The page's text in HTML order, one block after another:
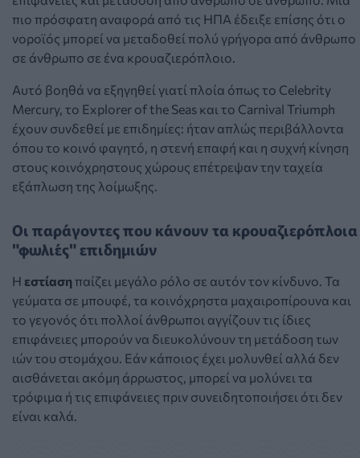
πιο πρόσφατη αναφορά από τις ΗΠΑ έδειξε επίσης ότι ο
νοροϊός μπορεί να μεταδοθεί πολύ γρήγορα από άνθρωπο
σε άνθρωπο σε ένα κρουαζιερόπλοιο.
Αυτό βοηθά να εξηγηθεί γιατί πλοία όπως το Celebrity
Mercury, το Explorer of the Seas και το Carnival Triumph
έχουν συνδεθεί με επιδημίες: ήταν απλώς περιβάλλοντα
όπου το κοινό φαγητό, η στενή επαφή και η συχνή κίνηση
στους κοινόχρηστους χώρους επέτρεψαν την ταχεία
εξάπλωση της λοίμωξης.
Οι παράγοντες που κάνουν τα κρουαζιερόπλοια
"φωλιές" επιδημιών
Η εστίασηπαίζει μεγάλο ρόλο σε αυτόν τον κίνδυνο. Τα
γεύματα σε μπουφέ, τα κοινόχρηστα μαχαιροπίρουνα και
το γεγονός ότι πολλοί άνθρωποι αγγίζουν τις ίδιες
επιφάνειες μπορούν να διευκολύνουν τη μετάδοση των
ιών του στομάχου. Εάν κάποιος έχει μολυνθεί αλλά δεν
αισθάνεται ακόμη άρρωστος, μπορεί να μολύνει τα
τρόφιμα ή τις επιφάνειες πριν συνειδητοποιήσει ότι δεν
είναι καλά.